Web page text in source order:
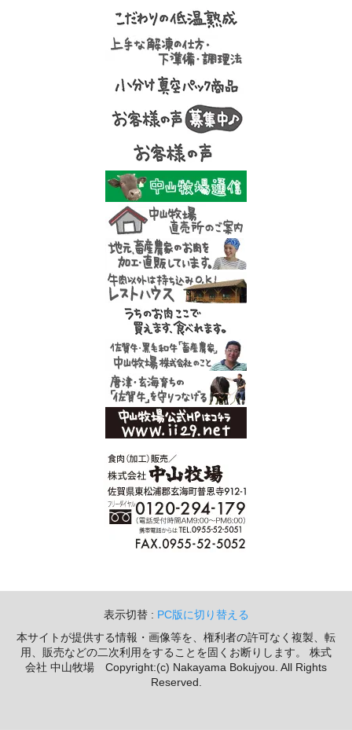
表示切替 : PC版に切り替える
本サイトが提供する情報・画像等を、権利者の許可なく複製、転
用、販売などの二次利用をすることを固くお断りします。 株式
会社 中山牧場 Copyright:(c) Nakayama Bokujyou. All Rights
Reserved.